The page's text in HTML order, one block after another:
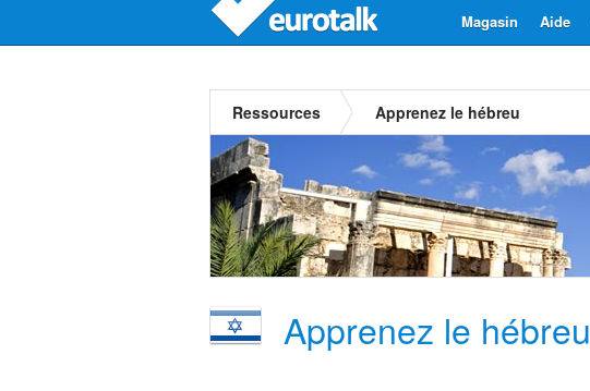
Aide
Magasin
Ressources Apprenez le hébreu
Apprenez le hébreu